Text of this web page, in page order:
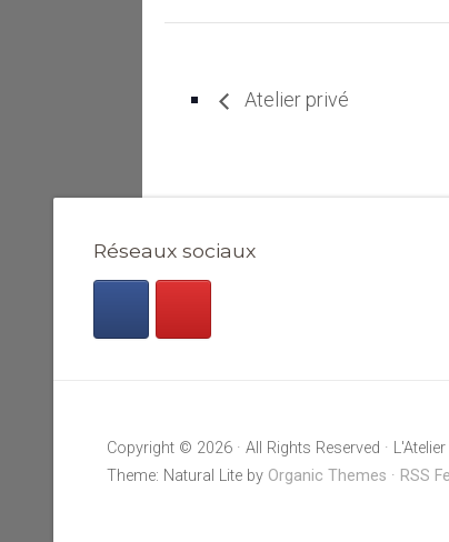
Atelier privé
Réseaux sociaux
Copyright © 2026 · All Rights Reserved ·
Theme: Natural Lite by Organic Themes · RSS